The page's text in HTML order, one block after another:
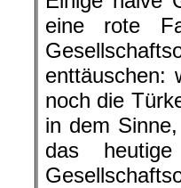
eine rote
enttäuschen:
noch die
in dem
das